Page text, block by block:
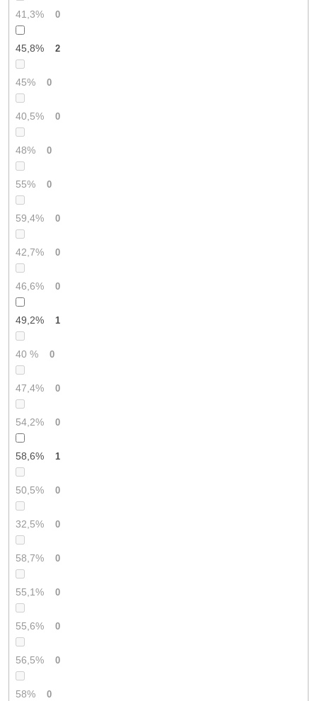
41,3% 0
45,8% 2
45% 0
40,5% 0
48% 0
55% 0
59,4% 0
42,7% 0
46,6% 0
49,2% 1
40 % 0
47,4% 0
54,2% 0
58,6% 1
50,5% 0
32,5% 0
58,7% 0
55,1% 0
55,6% 0
56,5% 0
58% 0